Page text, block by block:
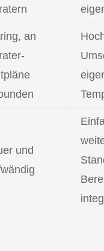
an
und